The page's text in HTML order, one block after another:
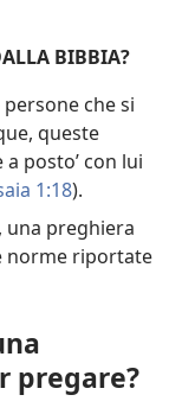
BIBBIA?
che si
queste
posto’ con lui
1:18).
una preghiera
norme riportate
pregare?